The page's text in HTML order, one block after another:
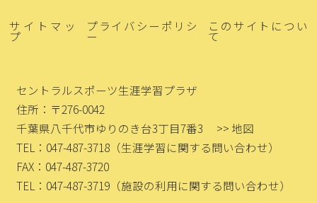
サイトマッ
プ
プライバシーポリシ
ー
このサイトについ
て
セントラルスポーツ生涯学習プラザ
住所：〒276-0042
千葉県八千代市ゆりのき台3丁目7番3
>> 地図
TEL：047-487-3718 （生涯学習に関する問い合わせ）
FAX：047-487-3720
TEL：047-487-3719 （施設の利用に関する問い合わせ）